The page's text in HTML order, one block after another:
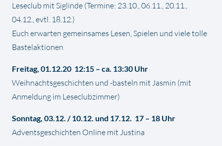
Leseclub mit Siglinde (Termine: 23.10., 06.11., 20.11.,
04.12., evtl. 18.12.)
Euch erwarten gemeinsames Lesen, Spielen und viele tolle
Bastelaktionen
Freitag, 01.12.20 12:15 – ca. 13:30 Uhr
Weihnachtsgeschichten und -basteln mit Jasmin (mit
Anmeldung im Leseclubzimmer)
Sonntag, 03.12. / 10.12. und 17.12. 17 – 18 Uhr
Adventsgeschichten Online mit Justina